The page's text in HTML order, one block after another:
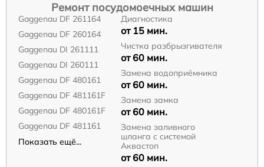
Ремонт посудомоечных машин
Gaggenau DF 261164
Gaggenau DF 260164
Gaggenau DI 261111
Gaggenau DI 260111
Gaggenau DF 480161
Gaggenau DF 481161F
Gaggenau DF 480161F
Gaggenau DF 481161
Показать ещё...
Диагностика
от 15 мин.
Чистка разбрызгивателя
от 60 мин.
Замена водоприёмника
от 60 мин.
Замена замка
от 60 мин.
Замена заливного
шланга с системой
Аквастоп
от 60 мин.